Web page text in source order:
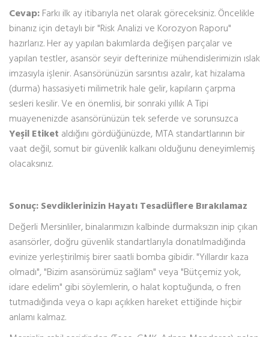
Cevap: Farkı ilk ay itibarıyla net olarak göreceksiniz. Öncelikle
binanız için detaylı bir "Risk Analizi ve Korozyon Raporu"
hazırlarız. Her ay yapılan bakımlarda değişen parçalar ve
yapılan testler, asansör seyir defterinize mühendislerimizin ıslak
imzasıyla işlenir. Asansörünüzün sarsıntısı azalır, kat hizalama
(durma) hassasiyeti milimetrik hale gelir, kapıların çarpma
sesleri kesilir. Ve en önemlisi, bir sonraki yıllık A Tipi
muayenenizde asansörünüzün tek seferde ve sorunsuzca
Yeşil Etiket aldığını gördüğünüzde, MTA standartlarının bir
vaat değil, somut bir güvenlik kalkanı olduğunu deneyimlemiş
olacaksınız.
Sonuç: Sevdiklerinizin Hayatı Tesadüflere Bırakılamaz
Değerli Mersinliler, binalarımızın kalbinde durmaksızın inip çıkan
asansörler, doğru güvenlik standartlarıyla donatılmadığında
evinize yerleştirilmiş birer saatli bomba gibidir. "Yıllardır kaza
olmadı", "Bizim asansörümüz sağlam" veya "Bütçemiz yok,
idare edelim" gibi söylemlerin, o halat koptuğunda, o fren
tutmadığında veya o kapı açıkken hareket ettiğinde hiçbir
anlamı kalmaz.